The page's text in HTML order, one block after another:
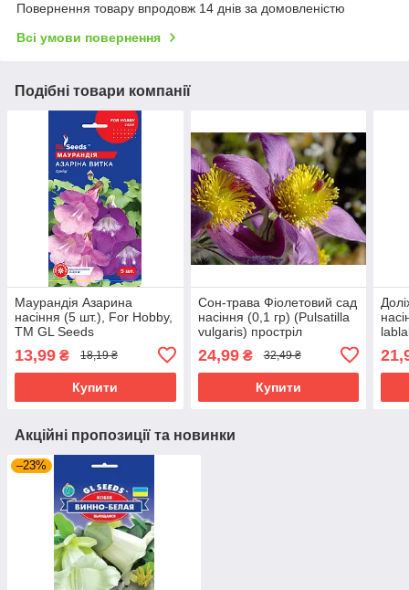
Повернення товару впродовж 14 днів за домовленістю
Всі умови повернення
Подібні товари компанії
Маурандія Азарина
насіння (5 шт.), For Hobby,
TM GL Seeds
13,99 ₴ 18,19 ₴
Купити
Сон-трава Фіолетовий сад
насіння (0,1 гр) (Pulsatilla
vulgaris) простріл
багаторічний For Hobby,
TM GL Seeds
24,99₴ 32,49 ₴
Купити
Акційні пропозиції та новинки
–23%